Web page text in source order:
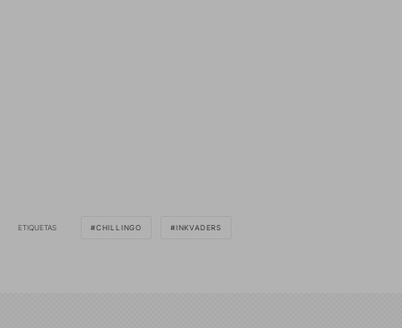
ETIQUETAS CHILLINGO INKVADERS